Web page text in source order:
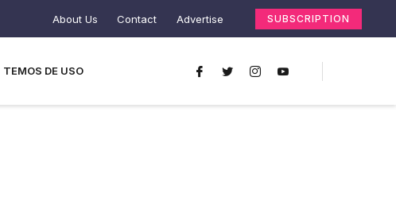
About Us Contact Advertise SUBSCRIPTION
TEMOS DE USO